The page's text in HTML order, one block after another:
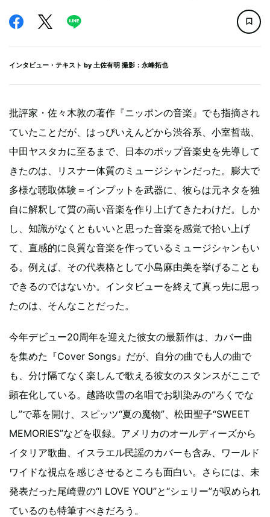
インタビュー・テキスト by 土佐有明 撮影：永峰拓也
批評家・佐々木敦の著作『ニッポンの音楽』でも指摘され
ていたことだが、はっぴいえんどから渋谷系、小室哲哉、
中田ヤスタカに至るまで、日本のポップ音楽史を先導して
きたのは、リスナー体質のミュージシャンだった。膨大で
多様な聴取体験＝インプットを武器に、彼らは元ネタを独
自に解釈して質の高い音楽を作り上げてきたわけだ。しか
し、知識がなくともいいと思った音楽を感覚で拾い上げ
て、直感的に良質な音楽を作っているミュージシャンもい
る。例えば、その代表格として小島麻由美を挙げることも
できるのではないか。インタビューを終えて真っ先に思っ
たのは、そんなことだった。
今年デビュー20周年を迎えた彼女の最新作は、カバー曲
を集めた『Cover Songs』だが、自分の曲でも人の曲で
も、分け隔てなく楽しんで歌える彼女のスタンスがここで
顕在化している。越路吹雪の名唱でお馴染みの“ろくでな
し”で幕を開け、スピッツ“夏の魔物”、松田聖子“SWEET
MEMORIES”などを収録。アメリカのオールディーズから
イタリア歌曲、イスラエル民謡のカバーも含み、ワールド
ワイドな視点を感じさせるところも面白い。さらには、未
発表だった尾崎豊の“I LOVE YOU”と“シェリー”が収められ
ているのも特筆すべきだろう。